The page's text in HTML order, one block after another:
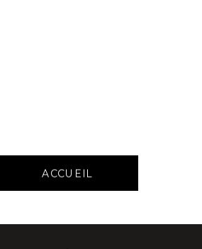
ACCUEIL